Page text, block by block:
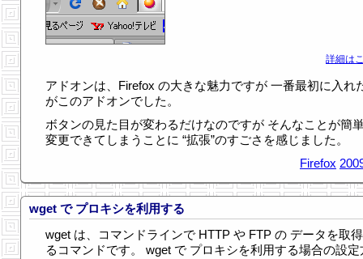
詳細は
アドオンは、Firefox の大きな魅力ですが 一番最初に入れ
がこのアドオンでした。
ボタンの見た目が変わるだけなのですが そんなことが簡
変更できてしまうことに “拡張”のすごさを感じました。
Firefox
wget で プロキシを利用する
wget は、コマンドラインで HTTP や FTP の データを取
るコマンドです。 wget で プロキシを利用する場合の設定